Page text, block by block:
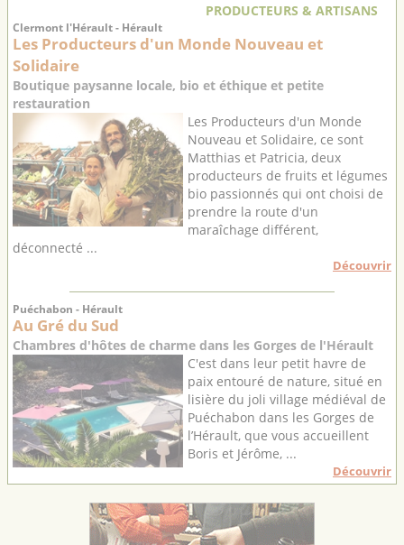
PRODUCTEURS & ARTISANS
Clermont l'Hérault - Hérault
Les Producteurs d'un Monde Nouveau et
Solidaire
Boutique paysanne locale, bio et éthique et petite
restauration
Les Producteurs d'un Monde
Nouveau et Solidaire, ce sont
Matthias et Patricia, deux
producteurs de fruits et légumes
bio passionnés qui ont choisi de
prendre la route d'un
maraîchage différent,
déconnecté ...
Découvrir
Puéchabon - Hérault
Au Gré du Sud
Chambres d'hôtes de charme dans les Gorges de l'Hérault
C'est dans leur petit havre de
paix entouré de nature, situé en
lisière du joli village médiéval de
Puéchabon dans les Gorges de
l’Hérault, que vous accueillent
Boris et Jérôme, ...
Découvrir